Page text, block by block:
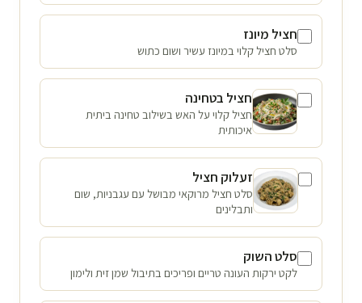
חציל מיונז
סלט חציל קלוי במיונז עשיר ושום כתוש
חציל בטחינה
חציל קלוי על האש בשילוב טחינה ביתית
איכותית
זעלוק חציל
סלט חציל מרוקאי מבושל עם עגבניות, שום
ותבלינים
סלט השוק
לקט ירקות העונה טריים ופריכים בתיבול שמן זית ולימון